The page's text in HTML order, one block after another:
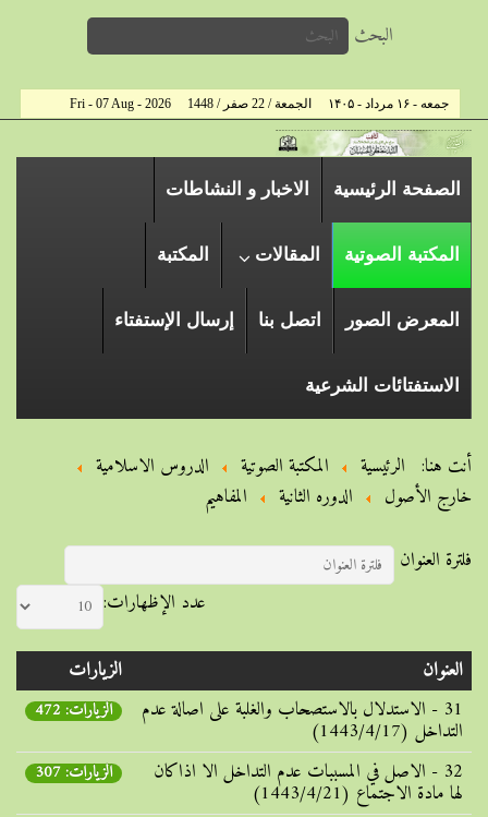
البحث
جمعه - ۱۶ مرداد - ۱۴۰۵ الجمعة / 22 صفر / 1448 Fri - 07 Aug - 2026
الصفحة الرئیسیة الاخبار و النشاطات
المكتبة الصوتية المقالات المكتبة
المعرض الصور اتصل بنا إرسال الإستفتاء
الاستفتائات الشرعية
أنت هنا: الرئيسية المكتبة الصوتية
الدروس الاسلامیة
خارج الأصول
الدوره الثانية
المفاهیم
فلترة العنوان
عدد الإظهارات:
العنوان
الزيارات
31 - الاستدلال بالاستصحاب والغلبة علی اصالة عدم
التداخل (1443/4/17)
الزيارات: 472
32 - الاصل في المسببات عدم التداخل الا اذاکان
لها مادة الاجتماع (1443/4/21)
الزيارات: 307